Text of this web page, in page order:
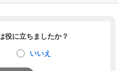
役に立ちましたか？
いいえ